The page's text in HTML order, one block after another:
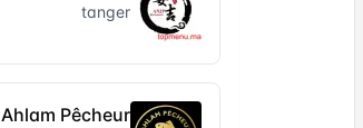
tanger
Ahlam Pêcheur